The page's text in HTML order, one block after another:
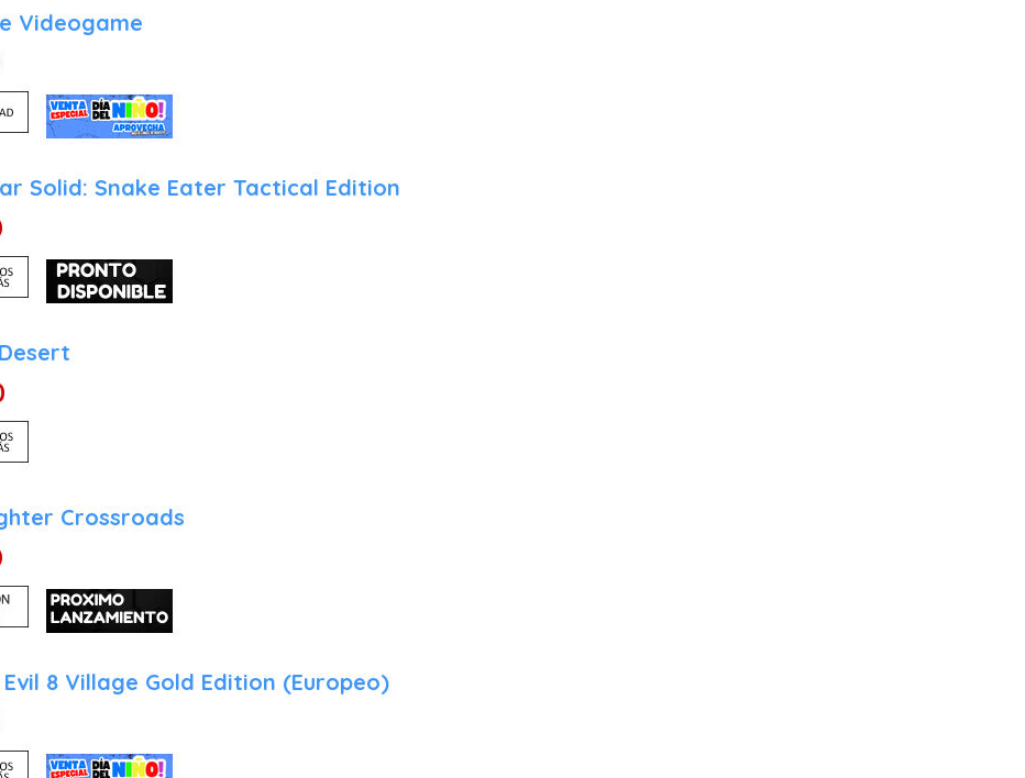
El salto a la actual generación de Sony permite que Scott Pilgrim Ex luzca y se sienta como un título
Fidelidad Visual y HDR: El arte pixel-art del legendario Paul Robertson brilla con una nitidez asombrosa
en resolución 4K nativa. El soporte para HDR resalta los colores saturados y los efectos de luz de los
Inmersión con DualSense: La retroalimentación háptica permite sentir el impacto de cada golpe, la
especiales.
permitiendo que la narrativa y el juego mantengan un ritmo frenético de principio a fin.
La Versión más Pulida y Completa: Es la oportunidad de poseer la edición definitiva de un clásico, con
todas las mejoras técnicas de rendimiento y resolución que solo el hardware de PS5 puede sostener. Es
convierte en un juego ideal para disfrutar en compañía, garantizando risas y desafíos compartidos.
Videogame
Solid: Snake Eater Tactical Edition
Crossroads
8 Village Gold Edition (Europeo)